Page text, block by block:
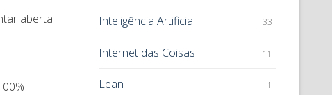
aberta
Inteligência Artificial 33
Internet das Coisas 11
Lean 1